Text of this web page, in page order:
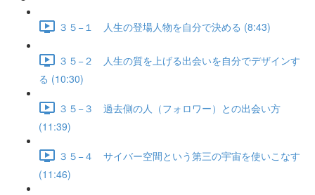
３５−１ 人生の登場人物を自分で決める (8:43)
３５−２ 人生の質を上げる出会いを自分でデザインす
る (10:30)
３５−３ 過去側の人（フォロワー）との出会い方
(11:39)
３５−４ サイバー空間という第三の宇宙を使いこなす
(11:46)